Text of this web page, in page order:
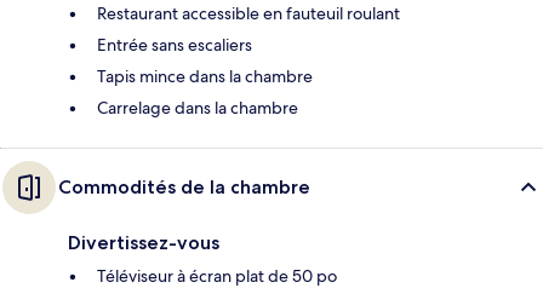
Restaurant accessible en fauteuil roulant
Entrée sans escaliers
Tapis mince dans la chambre
Carrelage dans la chambre
Commodités de la chambre
Divertissez-vous
Téléviseur à écran plat de 50 po